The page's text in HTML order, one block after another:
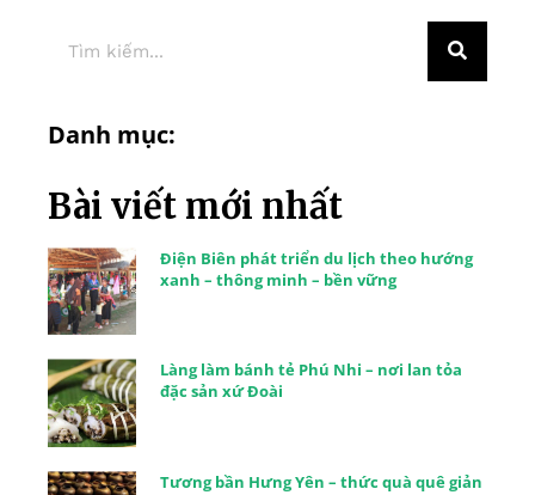
Danh mục:
Bài viết mới nhất
Điện Biên phát triển du lịch theo hướng
xanh – thông minh – bền vững
Làng làm bánh tẻ Phú Nhi – nơi lan tỏa
đặc sản xứ Đoài
Tương bần Hưng Yên – thức quà quê giản